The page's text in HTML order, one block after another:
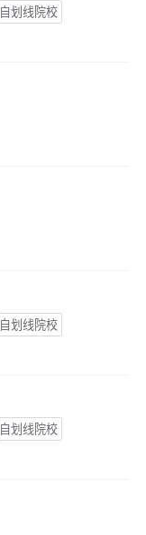
自划线院校
自划线院校
自划线院校